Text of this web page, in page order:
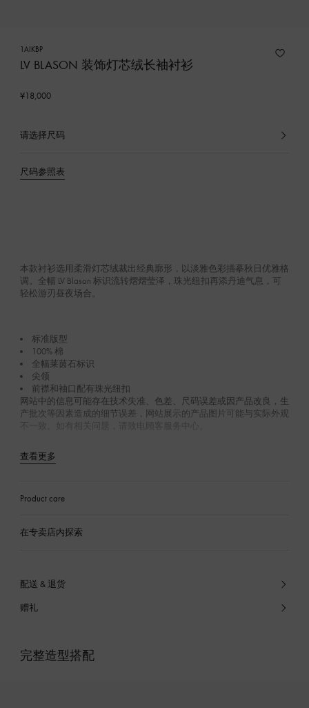
1AIKBP
LV BLASON 装饰灯芯绒长袖衬衫
¥18,000
请选择尺码
已
品
尺码参照表
本款衬衫选用柔滑灯芯绒裁出经典廓形，以淡雅色彩描摹秋日优雅格
调。全幅 LV Blason 标识流转熠熠莹泽，珠光纽扣再添丹迪气息，可
轻松游刃昼夜场合。
标准版型
100% 棉
全幅莱茵石标识
尖领
前襟和袖口配有珠光纽扣
网站中的信息可能存在技术失准、色差、尺码误差或因产品改良，生
产批次等因素造成的细节误差，网站展示的产品图片可能与实际外观
不一致。如有相关问题，请致电顾客服务中心。
查看更多
Product care
在专卖店内探索
配送 & 退货
赠礼
完整造型搭配